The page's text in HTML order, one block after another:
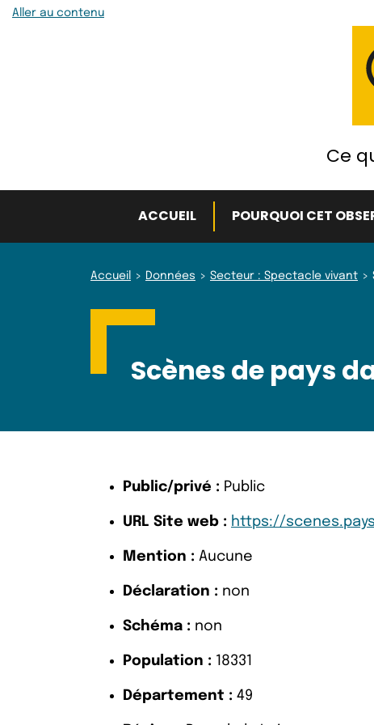
Aller au contenu
Ce
ACCUEIL POURQUOI CET
Accueil Données Secteur : Spectacle vivant
Scènes de pays
Public/privé : Public
URL Site web : https://
Mention : Aucune
Déclaration : non
Schéma : non
Population : 18331
Département : 49